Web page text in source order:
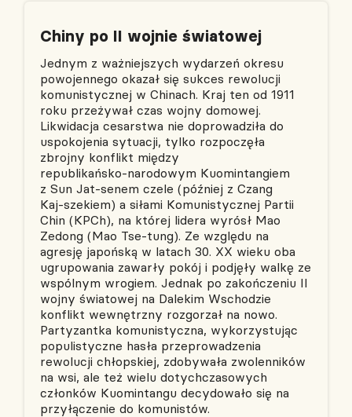
Chiny po II wojnie światowej
Jednym z ważniejszych wydarzeń okresu
powojennego okazał się sukces rewolucji
komunistycznej w Chinach. Kraj ten od 1911
roku przeżywał czas wojny domowej.
Likwidacja cesarstwa nie doprowadziła do
uspokojenia sytuacji, tylko rozpoczęła
zbrojny konflikt między
republikańsko‑narodowym Kuomintangiem
z Sun Jat‑senem czele (później z Czang
Kaj‑szekiem) a siłami Komunistycznej Partii
Chin (KPCh), na której lidera wyrósł Mao
Zedong (Mao Tse‑tung). Ze względu na
agresję japońską w latach 30. XX wieku oba
ugrupowania zawarły pokój i podjęły walkę ze
wspólnym wrogiem. Jednak po zakończeniu II
wojny światowej na Dalekim Wschodzie
konflikt wewnętrzny rozgorzał na nowo.
Partyzantka komunistyczna, wykorzystując
populistyczne hasła przeprowadzenia
rewolucji chłopskiej, zdobywała zwolenników
na wsi, ale też wielu dotychczasowych
członków Kuomintangu decydowało się na
przyłączenie do komunistów.